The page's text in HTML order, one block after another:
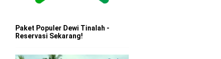
Paket Populer Dewi Tinalah -
Reservasi Sekarang!